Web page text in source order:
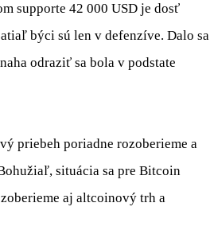
supporte 42 000 USD je dosť
býci sú len v defenzíve. Dalo sa
odraziť sa bola v podstate
priebeh poriadne rozoberieme a
situácia sa pre Bitcoin
aj altcoinový trh a